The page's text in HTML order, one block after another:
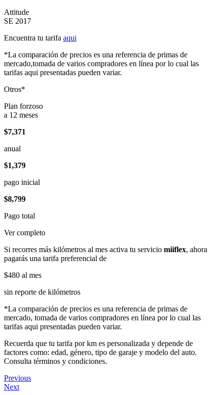
Attitude
SE 2017
Encuentra tu tarifa aqui
*La comparación de precios es una referencia de primas de
mercado,tomada de varios compradores en línea por lo cual las
tarifas aqui presentadas pueden variar.
Otros*
Plan forzoso
a 12 meses
$7,371
anual
$1,379
pago inicial
$8,799
Pago total
Ver completo
Si recorres más kilómetros al mes activa tu servicio miiflex, ahora
pagarás una tarifa preferencial de
$480 al mes
sin reporte de kilómetros
*La comparación de precios es una referencia de primas de
mercado, tomada de varios compradores en línea por lo cual las
tarifas aqui presentadas pueden variar.
Recuerda que tu tarifa por km es personalizada y depende de
factores como: edad, género, tipo de garaje y modelo del auto.
Consulta términos y condiciones.
Previous
Next